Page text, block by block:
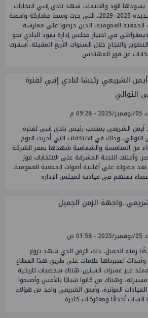
الود والانتماء، شهد نادي إنبي انتخابات
الدورة الجديدة 2025–2029، التي جرت وسط مشاركة واسعة
الجمعية العمومية، الذين حرصوا على ممارسة
في اختيار مجلس إدارة يقود النادي نحو
والنجاح خلال السنوات الأربع المقبلة. أسفرت
عن فوز المهندس
الشريعي رئيسًا لنادي إنبي لفترة
التوالي
م
أيمن الشريعي بمنصب رئيس نادي إنبي لفترة
التوالي، وذلك في الانتخابات التي أُجريت اليوم
من المنافسة والشفافية شهدها بمقر الشركة
وأعلنت اللجنة المشرفة على الانتخابات فوز
حصوله على أغلبية أصوات الجمعية العمومية،
ثقتهم في قيادته لمجلس الإدارة
الزمن الجميل
ص
زمنه الجميل، ذلك الزمن الذي شهد بزوغ
اعتبرناها علامات على طريق هذا القطاع
عبر عشرات السنين. هناك شخصيات تاريخية
وهناك من كانوا شبابًا بالأمس وأصبحوا
المؤثرة، وأيمن الشريعي واحد من هؤلاء.
أحداثًا ومعتركـات كثيرة